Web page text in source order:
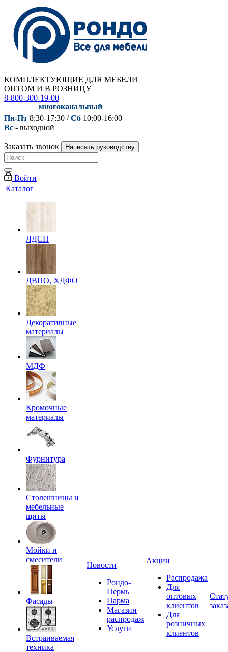
КОМПЛЕКТУЮЩИЕ ДЛЯ МЕБЕЛИ
ОПТОМ И В РОЗНИЦУ
8-800-300-19-00
многоканальный
Пн-Пт 8:30-17:30 /Сб 10:00-16:00
Вс - выходной
Заказать звонок Написать руководству
Войти
Каталог
ЛДСП
ДВПО, ХДФО
Декоративные
материалы
МДФ
Кромочные
материалы
Фурнитура
Столешницы и
мебельные
щиты
Мойки и
смесители
Фасады
Встраиваемая
техника
Новости
Рондо-
Пермь
Парма
Магазин
распродаж
Услуги
Акции
Распродажа
Для
оптовых
клиентов
Для
розничных
клиентов